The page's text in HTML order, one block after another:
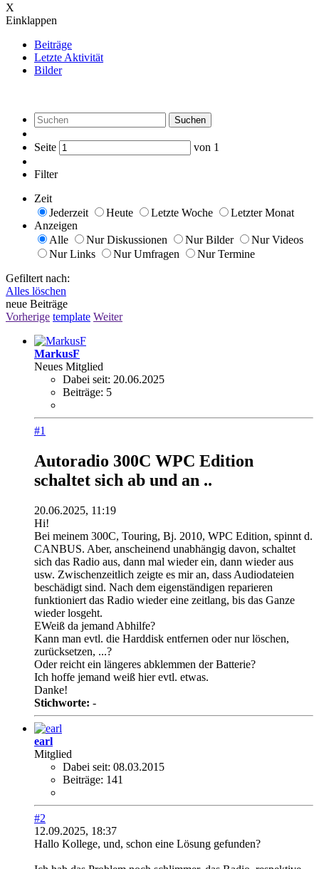
X
Einklappen
Beiträge
Letzte Aktivität
Bilder
Suchen
Seite von 1
Filter
Zeit
Jederzeit
Heute Letzte Woche
Letzter Monat
Anzeigen
Alle
Nur Diskussionen Nur Bilder
Nur Videos
Nur Links
Nur Umfragen
Nur Termine
Gefiltert nach:
Alles löschen
neue Beiträge
Vorherige template Weiter
MarkusF
Neues Mitglied
Dabei seit: 20.06.2025
Beiträge: 5
#1
Autoradio 300C WPC Edition
schaltet sich ab und an ..
20.06.2025, 11:19
Hi!
Bei meinem 300C, Touring, Bj. 2010, WPC Edition, spinnt d.
CANBUS. Aber, anscheinend unabhängig davon, schaltet
sich das Radio aus, dann mal wieder ein, dann wieder aus
usw. Zwischenzeitlich zeigte es mir an, dass Audiodateien
beschädigt sind. Nach dem eigenständigen reparieren
funktioniert das Radio wieder eine zeitlang, bis das Ganze
wieder losgeht.
EWeiß da jemand Abhilfe?
Kann man evtl. die Harddisk entfernen oder nur löschen,
zurücksetzen, ...?
Oder reicht ein längeres abklemmen der Batterie?
Ich hoffe jemand weiß hier evtl. etwas.
Danke!
Stichworte: -
earl
Mitglied
Dabei seit: 08.03.2015
Beiträge: 141
#2
12.09.2025, 18:37
Hallo Kollege, und, schon eine Lösung gefunden?